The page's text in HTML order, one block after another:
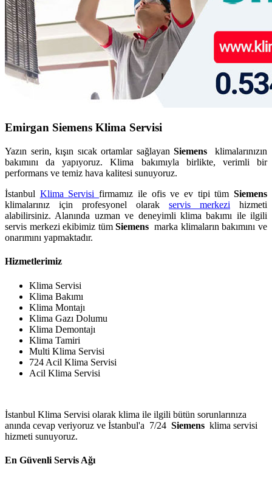
Emirgan Siemens Klima Servisi
Yazın serin, kışın sıcak ortamlar sağlayan Siemens klimalarınızın
bakımını da yapıyoruz. Klima bakımıyla birlikte, verimli bir
performans ve temiz hava kalitesi sunuyoruz.
İstanbul Klima Servisifirmamız ile ofis ve ev tipi tümSiemens
klimalarınız için profesyonel olarak servis merkezi hizmeti
alabilirsiniz. Alanında uzman ve deneyimli klima bakımı ile ilgili
servis merkezi ekibimiz tümSiemensmarka klimaların bakımını ve
onarımını yapmaktadır.
Hizmetlerimiz
Klima Servisi
Klima Bakımı
Klima Montajı
Klima Gazı Dolumu
Klima Demontajı
Klima Tamiri
Multi Klima Servisi
724 Acil Klima Servisi
Acil Klima Servisi
İstanbul Klima Servisi olarak klima ile ilgili bütün sorunlarınıza
anında cevap veriyoruz ve İstanbul'a 7/24 Siemens klima servisi
hizmeti sunuyoruz.
En Güvenli Servis Ağı